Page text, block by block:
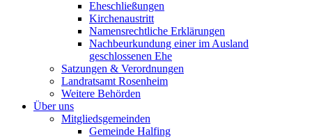
Eheschließungen
Kirchenaustritt
Namensrechtliche Erklärungen
Nachbeurkundung einer im Ausland
geschlossenen Ehe
Satzungen & Verordnungen
Landratsamt Rosenheim
Weitere Behörden
Über uns
Mitgliedsgemeinden
Gemeinde Halfing